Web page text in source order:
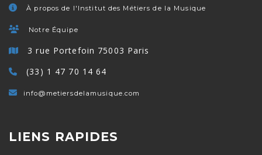
À propos de l'Institut des Métiers de la Musique
Notre Équipe
3 rue Portefoin 75003 Paris
(33) 1 47 70 14 64
info@metiersdelamusique.com
LIENS RAPIDES